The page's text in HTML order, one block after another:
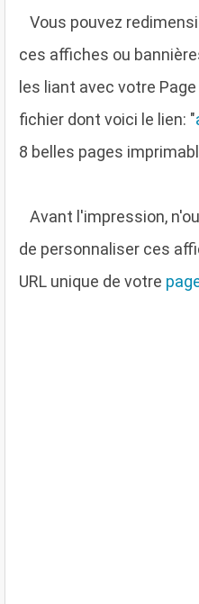
Vous pouvez
ces affiches ou
les liant avec votre
fichier dont voici le lien: "
8 belles pages
Avant l'impression,
de personnaliser ces
URL unique de votre